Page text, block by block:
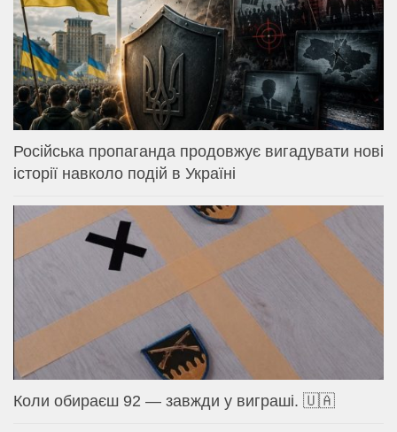
Російська пропаганда продовжує вигадувати нові
історії навколо подій в Україні
Коли обираєш 92 — завжди у виграші. 🇺🇦